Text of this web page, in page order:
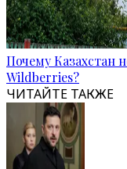
Почему Казахстан
Wildberries?
ЧИТАЙТЕ ТАКЖЕ